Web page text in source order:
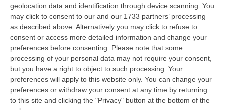
geolocation data and identification through device scanning. You
may click to consent to our and our 1733 partners’ processing
as described above. Alternatively you may click to refuse to
consent or access more detailed information and change your
preferences before consenting.
Please note that some
processing of your personal data may not require your consent,
but you have a right to object to such processing. Your
preferences will apply to this website only. You can change your
preferences or withdraw your consent at any time by returning
to this site and clicking the "Privacy" button at the bottom of the